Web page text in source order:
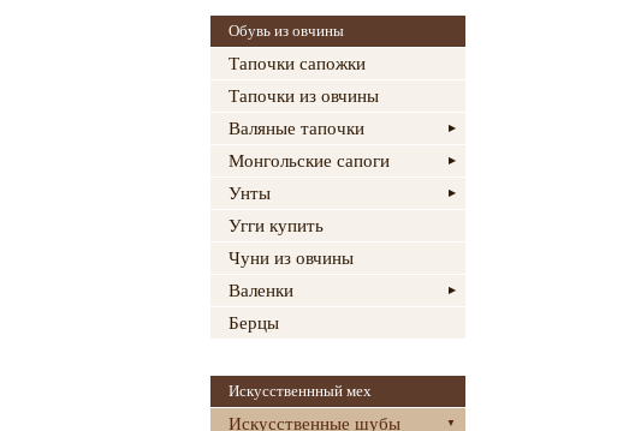
Обувь из овчины
Тапочки сапожки
Тапочки из овчины
Валяные тапочки
Монгольские сапоги
Унты
Угги купить
Чуни из овчины
Валенки
Берцы
Искусственнный мех
Искусственные шубы